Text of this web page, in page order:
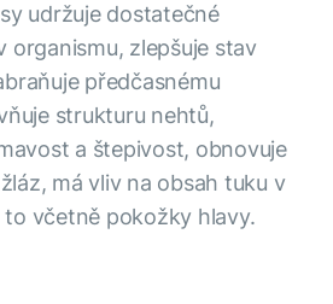
udržuje dostatečné
organismu, zlepšuje stav
předčasnému
strukturu nehtů,
a štepivost, obnovuje
má vliv na obsah tuku v
včetně pokožky hlavy.